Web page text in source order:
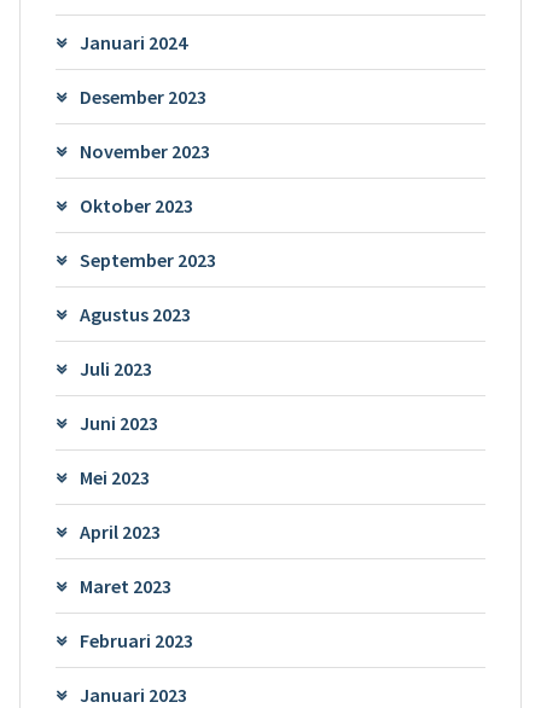
Januari 2024
Desember 2023
November 2023
Oktober 2023
September 2023
Agustus 2023
Juli 2023
Juni 2023
Mei 2023
April 2023
Maret 2023
Februari 2023
Januari 2023